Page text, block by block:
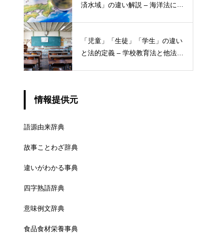
済水域」の違い解説 – 海洋法にお
「児童」「生徒」「学生」の違い
と法的定義 – 学校教育法と他法律
情報提供元
語源由来辞典
故事ことわざ辞典
違いがわかる事典
四字熟語辞典
意味例文辞典
食品食材栄養事典